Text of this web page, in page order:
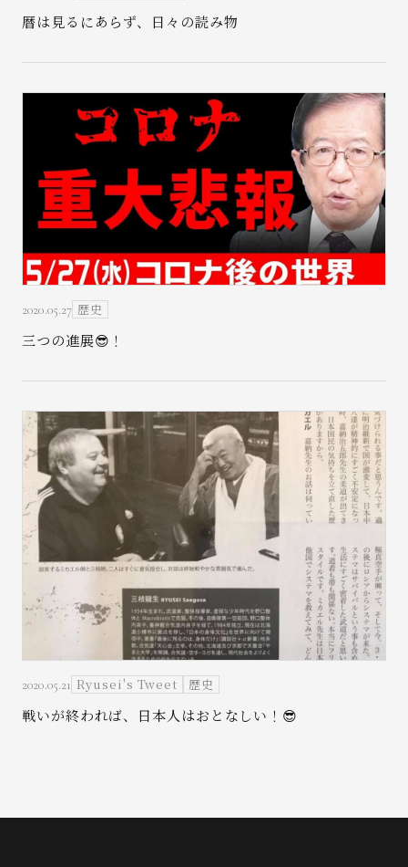
暦は見るにあらず、日々の読み物
2020.05.27 歴史
三つの進展😎！
2020.05.21 Ryusei's Tweet 歴史
戦いが終われば、日本人はおとなしい！😎